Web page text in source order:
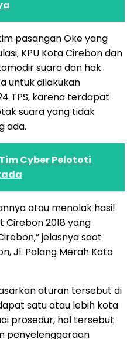
pasangan Oke yang
KPU Kota Cirebon dan
suara dan hak
untuk dilakukan
TPS, karena terdapat
suara yang tidak
ada.
Cyber Pelototi
atau menolak hasil
2018 yang
jelasnya saat
Jl. Palang Merah Kota
aturan tersebut di
satu atau lebih kota
prosedur, hal tersebut
penyelenggaraan